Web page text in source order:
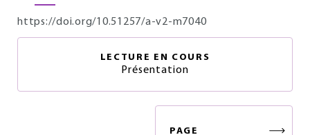
https://doi.org/10.51257/a-v2-m7040
LECTURE EN COURS
Présentation
PAGE